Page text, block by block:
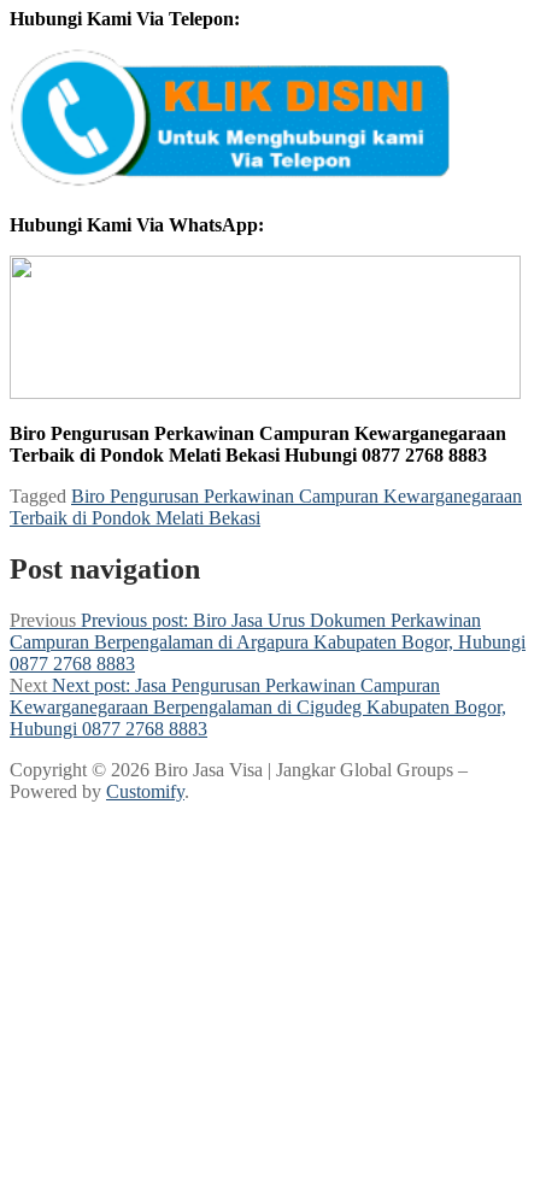
Hubungi Kami Via Telepon:
Hubungi Kami Via WhatsApp:
Biro Pengurusan Perkawinan Campuran Kewarganegaraan
Terbaik di Pondok Melati Bekasi Hubungi 0877 2768 8883
Tagged Biro Pengurusan Perkawinan Campuran Kewarganegaraan
Terbaik di Pondok Melati Bekasi
Post navigation
Previous Previous post: Biro Jasa Urus Dokumen Perkawinan
Campuran Berpengalaman di Argapura Kabupaten Bogor, Hubungi
0877 2768 8883
Next Next post: Jasa Pengurusan Perkawinan Campuran
Kewarganegaraan Berpengalaman di Cigudeg Kabupaten Bogor,
Hubungi 0877 2768 8883
Copyright © 2026 Biro Jasa Visa | Jangkar Global Groups –
Powered by Customify.